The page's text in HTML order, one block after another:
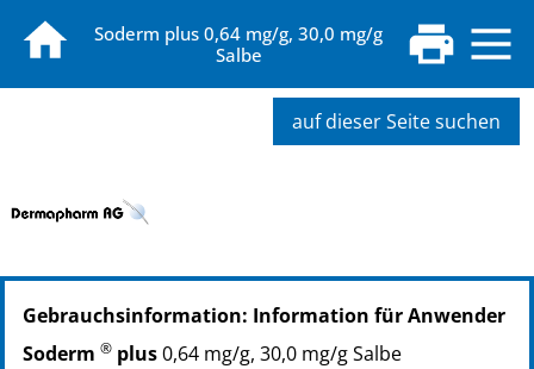
Soderm plus 0,64 mg/g, 30,0 mg/g
Salbe
auf dieser Seite suchen
PZN: 01430429
PPN: 110143042932
GTIN: 04250297401356
Gebrauchsinformation: Information für Anwender
Soderm ® plus0,64 mg/g, 30,0 mg/g Salbe